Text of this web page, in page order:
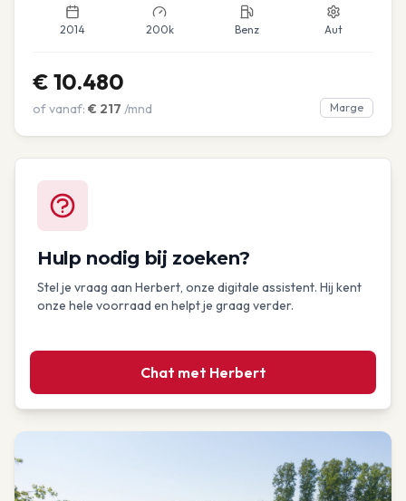
2014 200k Benz Aut
€ 10.480
of vanaf: € 217 /mnd Marge
Hulp nodig bij zoeken?
Stel je vraag aan Herbert, onze digitale assistent. Hij kent
onze hele voorraad en helpt je graag verder.
Chat met Herbert